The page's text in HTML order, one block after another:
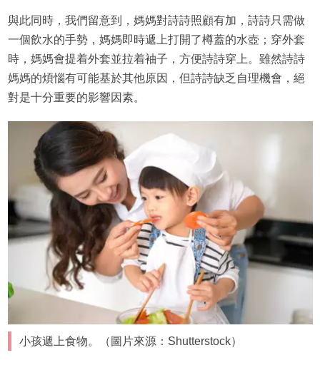
與此同時，我們留意到，媽媽對詩詩照顧有加，詩詩只需做
一個飲水的手勢，媽媽即時遞上打開了樽蓋的水壺；穿外套
時，媽媽會提着外套並拉着袖子，方便詩詩穿上。雖然詩詩
媽媽的煩惱有可能基於其他原因，但詩詩缺乏自理機會，絕
對是十分重要的影響因素。
小孩遞上食物。（圖片來源：Shutterstock）